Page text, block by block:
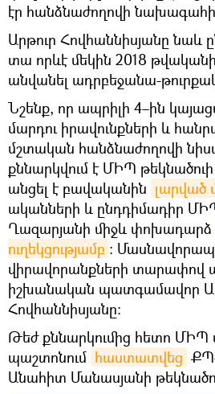
էր հանձնաժողովի նախագահի
Արթուր Հովհաննիսյանը նաև
տա որևէ մեկին 2018
անվանել ադրբեջանա-
Նշենք, որ ապրիլի 4–ին
մարդու իրավունքների և
մշտական հանձնաժողովի
քննարկվում է ՄԻՊ
անցել է բավականին լարված
ականների և ընդդիմադիր
Ղազարյանի միջև փոխադարձ
ուղեկցությամբ ։
վիրավորանքների տարափով
իշխանական պատգամավոր
Հովհաննիսյանը։
Թեժ քննարկումից հետո
պաշտոնում հաստատվեց
Անահիտ Մանասյանի